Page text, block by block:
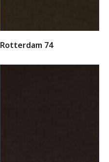
Rotterdam 74